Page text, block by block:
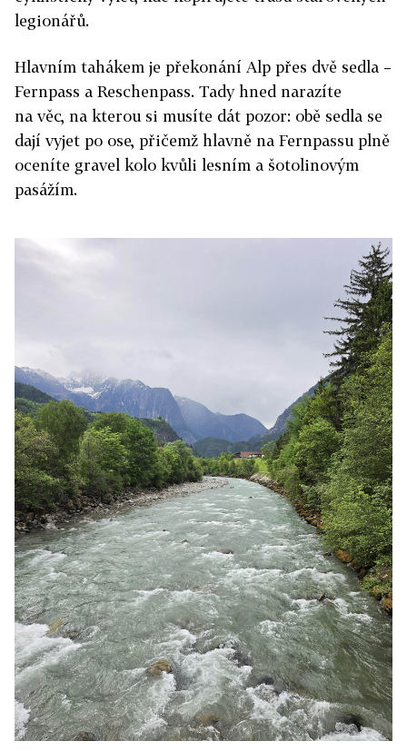
legionářů.
Hlavním tahákem je překonání Alp přes dvě sedla –
Fernpass a Reschenpass. Tady hned narazíte
na věc, na kterou si musíte dát pozor: obě sedla se
dají vyjet po ose, přičemž hlavně na Fernpassu plně
oceníte gravel kolo kvůli lesním a šotolinovým
pasážím.